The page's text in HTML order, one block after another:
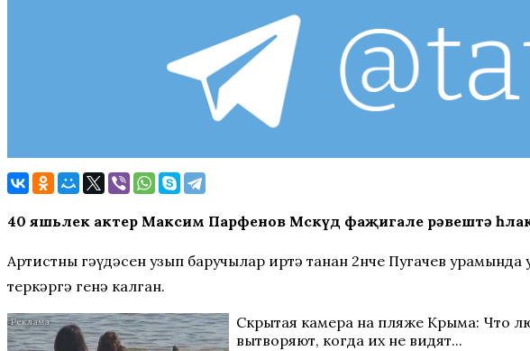
40 яшьлек актер Максим Парфенов Мәскәүдә фаҗигале рəвештə
Артистның гәүдәсен узып баручылар иртә таңнан 2нче Пугачев
теркәргә генә калган.
Скрытая камера на пляже Крыма: Что
вытворяют, когда их не видят...